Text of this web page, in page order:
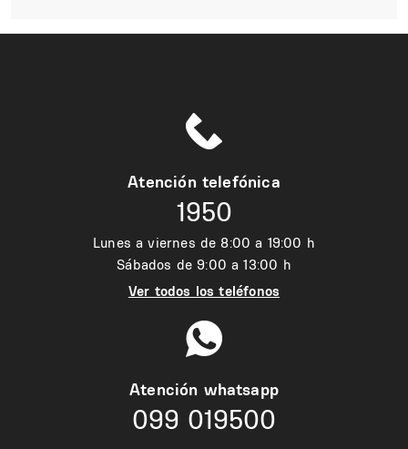
Atención telefónica
1950
Lunes a viernes de 8:00 a 19:00 h
Sábados de 9:00 a 13:00 h
Ver todos los teléfonos
Atención whatsapp
099 019500